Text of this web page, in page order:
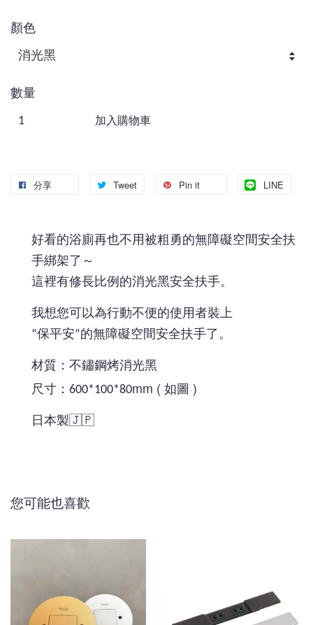
顏色
數量
加入購物車
分享 Tweet Pin it LINE
好看的浴廁再也不用被粗勇的無障礙空間安全扶
手綁架了～
這裡有修長比例的消光黑安全扶手。
我想您可以為行動不便的使用者裝上
“保平安”的無障礙空間安全扶手了。
材質：不鏽鋼烤消光黑
尺寸：600*100*80mm ( 如圖 )
日本製🇯🇵
您可能也喜歡